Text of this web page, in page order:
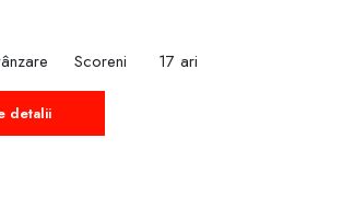
Scoreni 17 ari
detalii